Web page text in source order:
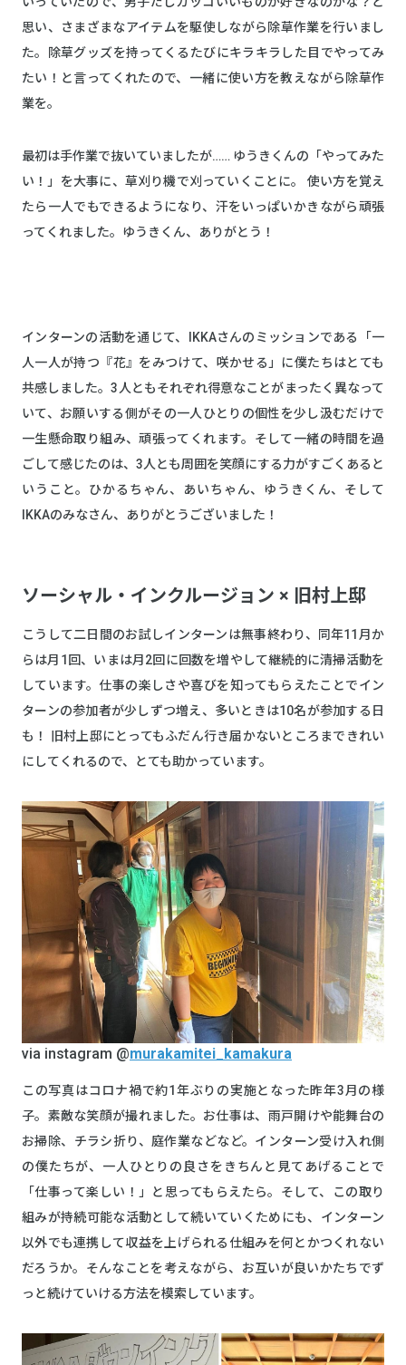
思い、さまざまなアイテムを駆使しながら除草作業を行いまし
た。除草グッズを持ってくるたびにキラキラした目でやってみ
たい！と言ってくれたので、一緒に使い方を教えながら除草作
業を。
最初は手作業で抜いていましたが…… ゆうきくんの「やってみた
い！」を大事に、草刈り機で刈っていくことに。 使い方を覚え
たら一人でもできるようになり、汗をいっぱいかきながら頑張
ってくれました。ゆうきくん、ありがとう！
インターンの活動を通じて、IKKAさんのミッションである「一
人一人が持つ『花』をみつけて、咲かせる」に僕たちはとても
共感しました。3人ともそれぞれ得意なことがまったく異なって
いて、お願いする側がその一人ひとりの個性を少し汲むだけで
一生懸命取り組み、頑張ってくれます。そして一緒の時間を過
ごして感じたのは、3人とも周囲を笑顔にする力がすごくあると
いうこと。ひかるちゃん、あいちゃん、ゆうきくん、そして
IKKAのみなさん、ありがとうございました！
ソーシャル・インクルージョン × 旧村上邸
こうして二日間のお試しインターンは無事終わり、同年11月か
らは月1回、いまは月2回に回数を増やして継続的に清掃活動を
しています。仕事の楽しさや喜びを知ってもらえたことでイン
ターンの参加者が少しずつ増え、多いときは10名が参加する日
も！ 旧村上邸にとってもふだん行き届かないところまできれい
にしてくれるので、とても助かっています。
via instagram @murakamitei_kamakura
この写真はコロナ禍で約1年ぶりの実施となった昨年3月の様
子。素敵な笑顔が撮れました。お仕事は、雨戸開けや能舞台の
お掃除、チラシ折り、庭作業などなど。インターン受け入れ側
の僕たちが、一人ひとりの良さをきちんと見てあげることで
「仕事って楽しい！」と思ってもらえたら。そして、この取り
組みが持続可能な活動として続いていくためにも、インターン
以外でも連携して収益を上げられる仕組みを何とかつくれない
だろうか。そんなことを考えながら、お互いが良いかたちでず
っと続けていける方法を模索しています。